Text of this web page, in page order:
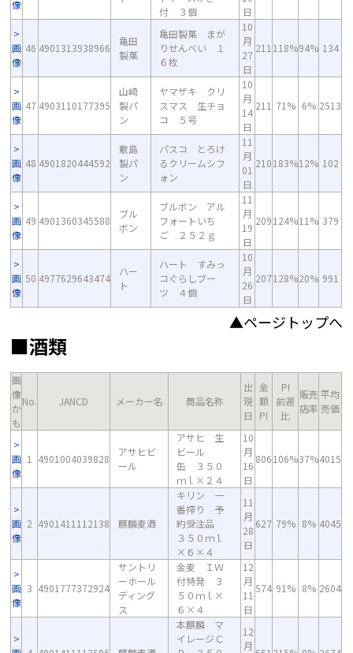
像
付 ３個
日
画
像
46 4901313938966
亀田
製菓
亀田製菓 まが
りせんべい １
６枚
10
月
27
日
211 118%94% 134
画
像
47 4903110177395
山崎
製パ
ン
ヤマザキ クリ
スマス 生チョ
コ ５号
10
月
14
日
211 71% 6% 2513
画
像
48 4901820444592
敷島
製パ
ン
パスコ とろけ
るクリームシフ
ォン
11
月
01
日
210183%12% 102
画
像
49 4901360345588
ブル
ボン
ブルボン アル
フォートいち
ご ２５２ｇ
11
月
19
日
209124%11% 379
画
像
50 4977629643474
ハー
ト
ハート すみっ
コぐらしブー
ツ ４個
10
月
26
日
207128%20% 991
▲ページトップへ
■酒類
画
像
か
も
No. JANCD メーカー名 商品名称
出
現
日
金
額
PI
PI
前週
比
販売
店率
平均
売価
画
像
1 4901004039828
アサヒビ
ール
アサヒ 生
ビール
缶 ３５０
ｍｌ×２４
10
月
16
日
806106%37%4015
画
像
2 4901411112138 麒麟麦酒
キリン 一
番搾り 予
約受注品
３５０ｍｌ
×６×４
11
月
28
日
627 79% 8% 4045
画
像
3 4901777372924
サントリ
ーホール
ディング
ス
金麦 ＩＷ
付特発 ３
５０ｍｌ×
６×４
12
月
11
日
574 91% 8% 2604
本麒麟 マ
イレージＣ
12
月